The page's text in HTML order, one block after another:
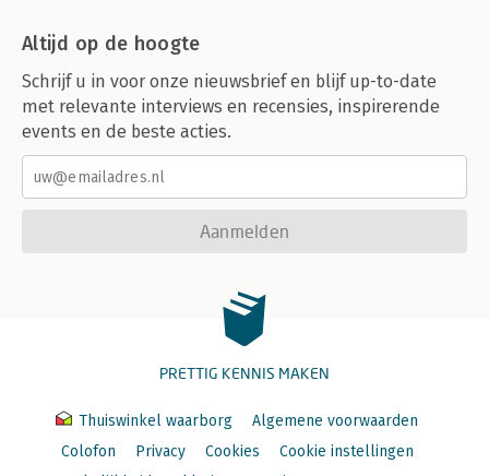
Altijd op de hoogte
Schrijf u in voor onze nieuwsbrief en blijf up-to-date
met relevante interviews en recensies, inspirerende
events en de beste acties.
Aanmelden
PRETTIG KENNIS MAKEN
Thuiswinkel waarborg
Algemene voorwaarden
Colofon
Privacy Cookies
Cookie instellingen